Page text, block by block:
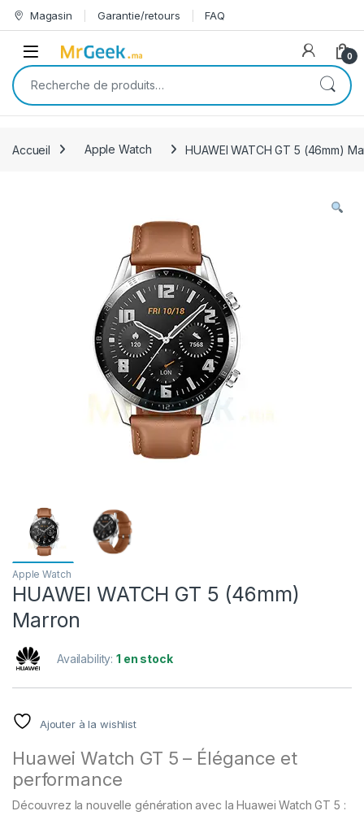
Skip to navigation
Skip to content
Magasin Garantie/retours FAQ
Open 0
Recherche pour :
Accueil Apple Watch HUAWEI WATCH GT 5 (46mm)
Apple Watch
HUAWEI WATCH GT 5 (46mm)
Marron
Availability:1 en stock
Ajouter à la wishlist
Huawei Watch GT 5 – Élégance et
performance
Découvrez la nouvelle génération avec la Huawei Watch GT 5 :